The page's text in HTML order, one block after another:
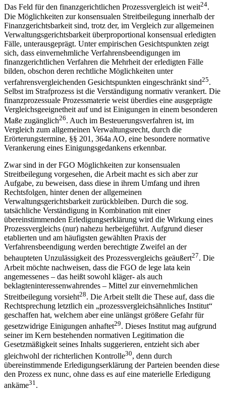
Das Feld für den finanzgerichtlichen Prozessvergleich ist weit24.
Die Möglichkeiten zur konsensualen Streitbeilegung innerhalb der
Finanzgerichtsbarkeit sind, trotz der, im Vergleich zur allgemeinen
Verwaltungsgerichtsbarkeit überproportional konsensual erledigten
Fälle, unterausgeprägt. Unter empirischen Gesichtspunkten zeigt
sich, dass einvernehmliche Verfahrensbeendigungen im
finanzgerichtlichen Verfahren die Mehrheit der erledigten Fälle
bilden, obschon deren rechtliche Möglichkeiten unter
verfahrensvergleichenden Gesichtspunkten eingeschränkt sind25.
Selbst im Strafprozess ist die Verständigung normativ verankert. Die
finanzprozessuale Prozessmaterie weist überdies eine ausgeprägte
Vergleichsgeeignetheit auf und ist Einigungen in einem besonderen
Maße zugänglich26. Auch im Besteuerungsverfahren ist, im
Vergleich zum allgemeinen Verwaltungsrecht, durch die
Erörterungstermine, §§ 201, 364a AO, eine besondere normative
Verankerung eines Einigungsgedankens erkennbar.
Zwar sind in der FGO Möglichkeiten zur konsensualen
Streitbeilegung vorgesehen, die Arbeit macht es sich aber zur
Aufgabe, zu beweisen, dass diese in ihrem Umfang und ihren
Rechtsfolgen, hinter denen der allgemeinen
Verwaltungsgerichtsbarkeit zurückbleiben. Durch die sog.
tatsächliche Verständigung in Kombination mit einer
übereinstimmenden Erledigungserklärung wird die Wirkung eines
Prozessvergleichs (nur) nahezu herbeigeführt. Aufgrund dieser
etablierten und am häufigsten gewählten Praxis der
Verfahrensbeendigung werden berechtigte Zweifel an der
behaupteten Unzulässigkeit des Prozessvergleichs geäußert27. Die
Arbeit möchte nachweisen, dass die FGO de lege lata kein
angemessenes – das heißt sowohl kläger- als auch
beklagteninteressenwahrendes – Mittel zur einvernehmlichen
Streitbeilegung vorsieht28. Die Arbeit stellt die These auf, dass die
Rechtsprechung letztlich ein „prozessvergleichsähnliches Institut“
geschaffen hat, welchem aber eine unlängst größere Gefahr für
gesetzwidrige Einigungen anhaftet29. Dieses Institut mag aufgrund
seiner im Kern bestehenden normativen Legitimation die
Gesetzmäßigkeit seines Inhalts suggerieren, entzieht sich aber
gleichwohl der richterlichen Kontrolle30, denn durch
übereinstimmende Erledigungserklärung der Parteien beenden diese
den Prozess ex nunc, ohne dass es auf eine materielle Erledigung
ankäme31 .